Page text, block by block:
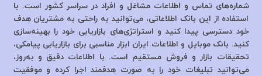
شماره‌های تماس و اطلاعات مشاغل و افراد در سراسر کشور است. با
استفاده از این بانک اطلاعاتی، می‌توانید به راحتی به مشتریان هدف
خود دسترسی پیدا کنید و استراتژی‌های بازاریابی خود را بهینه‌سازی
کنید. بانک موبایل و اطلاعات ایران ابزار مناسبی برای بازاریابی پیامکی،
تحقیقات بازار و فروش مستقیم است. با اطلاعات دقیق و به‌روز،
می‌توانید تبلیغات خود را به صورت هدفمند اجرا کرده و موفقیت